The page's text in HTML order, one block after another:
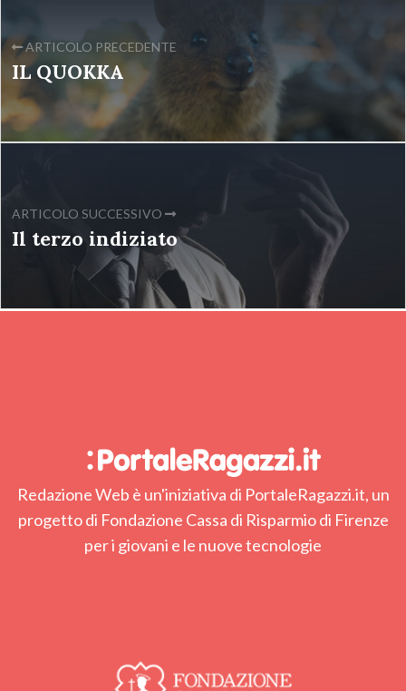
ARTICOLO PRECEDENTE
IL QUOKKA
ARTICOLO SUCCESSIVO
Il terzo indiziato
Redazione Web è un'iniziativa di PortaleRagazzi.it, un
progetto di Fondazione Cassa di Risparmio di Firenze
per i giovani e le nuove tecnologie